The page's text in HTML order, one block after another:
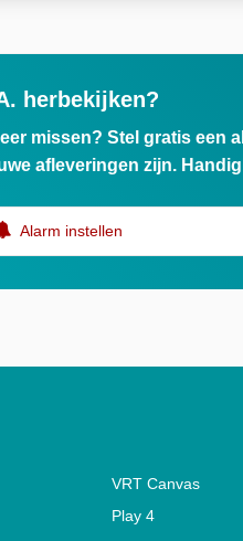
herbekijken?
missen? Stel gratis een
afleveringen zijn.
Alarm instellen
VRT Canvas
Play 4